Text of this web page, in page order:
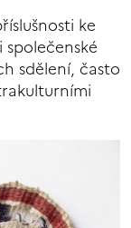
ke
sdělení, často